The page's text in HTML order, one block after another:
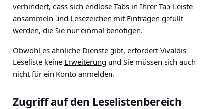
verhindert, dass sich endlose Tabs in Ihrer Tab-Leiste
ansammeln und Lesezeichen mit Einträgen gefüllt
werden, die Sie nur einmal benötigen.
Obwohl es ähnliche Dienste gibt, erfordert Vivaldis
Leseliste keine Erweiterung und Sie müssen sich auch
nicht für ein Konto anmelden.
Zugriff auf den Leselistenbereich